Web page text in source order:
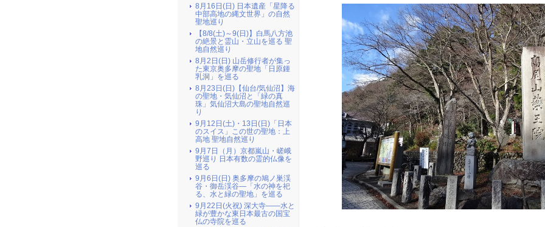
8月16日(日) 日本遺産「星降る
中部高地の縄文世界」の自然
聖地巡り
【8/8(土)～9(日)】白馬八方池
の絶景と霊山・立山を巡る 聖
地自然巡り
8月2日(日) 山岳修行者が集っ
た東京奥多摩の聖地「日原鍾
乳洞」を巡る
8月23日(日)【仙台/気仙沼】海
の聖地・気仙沼と「緑の真
珠」気仙沼大島の聖地自然巡
り
9月12日(土)・13日(日)「日本
のスイス」この世の聖地：上
高地 聖地自然巡り
9月7日（月）京都嵐山・嵯峨
野巡り 日本有数の霊的仏像を
巡る
9月6日(日) 奥多摩の鳩ノ巣渓
谷・御岳渓谷―「水の神を祀
る、水と緑の聖地」を巡る
9月22日(火祝) 深大寺――水と
緑が豊かな東日本最古の国宝
仏の寺院を巡る